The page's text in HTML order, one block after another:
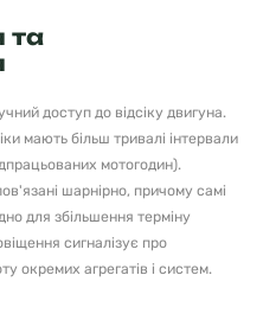
та
доступ до відсіку двигуна.
мають більш тривалі інтервали
мотогодин).
шарнірно, причому самі
для збільшення терміну
сигналізує про
окремих агрегатів і систем.